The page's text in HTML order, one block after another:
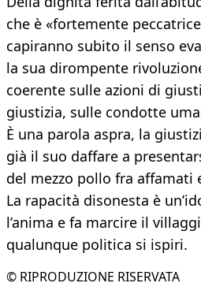
che è «fortemen­te
capiranno subito il senso
la sua dirompente
coerente sulle azioni di
giustizia, sulle condotte
È una parola aspra, la
già il suo daffare a
del mezzo pol­lo fra
La rapa­cità disonesta è
l’anima e fa marcire il
qualunque politica si ispiri.
© RIPRODUZIONE RISERVATA